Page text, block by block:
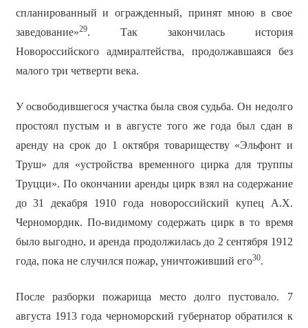
спланированный и огражденный, принят мною в свое
заведование»29. Так закончилась история
Новороссийского адмиралтейства, продолжавшаяся без
малого три четверти века.
У освободившегося участка была своя судьба. Он недолго
простоял пустым и в августе того же года был сдан в
аренду на срок до 1 октября товариществу «Эльфонт и
Труш» для «устройства временного цирка для труппы
Труцци». По окончании аренды цирк взял на содержание
до 31 декабря 1910 года новороссийский купец А.Х.
Черномордик. По-видимому содержать цирк в то время
было выгодно, и аренда продолжилась до 2 сентября 1912
года, пока не случился пожар, уничтоживший его30.
После разборки пожарища место долго пустовало. 7
августа 1913 года черноморский губернатор обратился к